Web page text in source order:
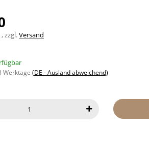
zzgl.Versand
Werktage (DE - Ausland abweichend)